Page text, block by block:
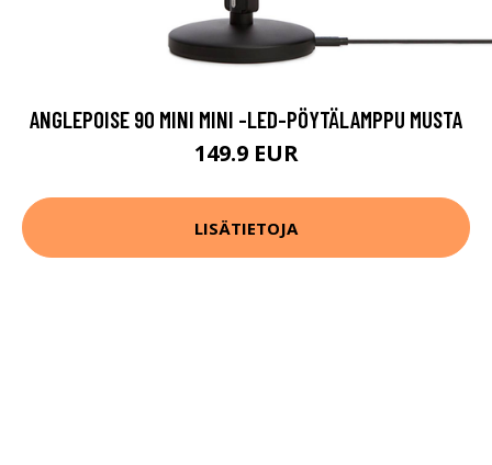
ANGLEPOISE 90 MINI MINI -LED-PÖYTÄLAMPPU MUSTA
149.9 EUR
LISÄTIETOJA